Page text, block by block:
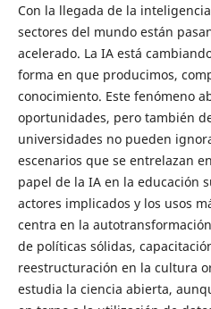
Con la llegada de la
sectores del mundo están
acelerado. La IA está
forma en que producimos,
conocimiento. Este fenómeno
oportunidades, pero también
universidades no pueden
escenarios que se entrelazan
papel de la IA en la educación
actores implicados y los usos
centra en la
de políticas sólidas,
reestructuración en la cultura
estudia la ciencia abierta,